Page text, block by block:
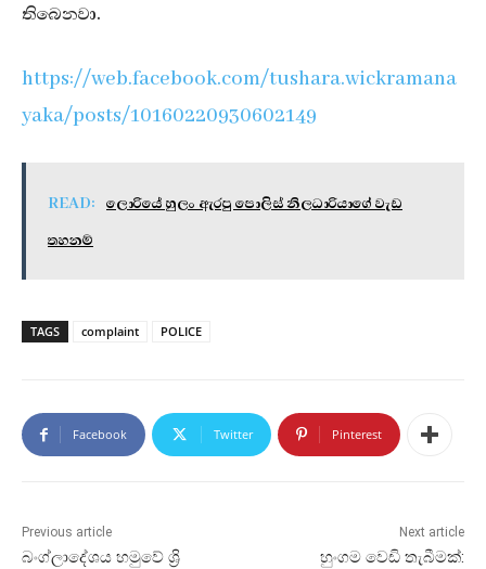
තිබෙනවා.
https://web.facebook.com/tushara.wickramana
yaka/posts/10160220930602149
READ:
ලොරියේ හුලං ඇරපු පොලිස් නිලධාරියාගේ වැඩ
තහනම්
TAGS complaint POLICE
Facebook Twitter Pinterest
Previous article
බංග්ලාදේශය හමුවේ ශ්‍රි
Next article
හුංගම වෙඩි තැබීමක්: